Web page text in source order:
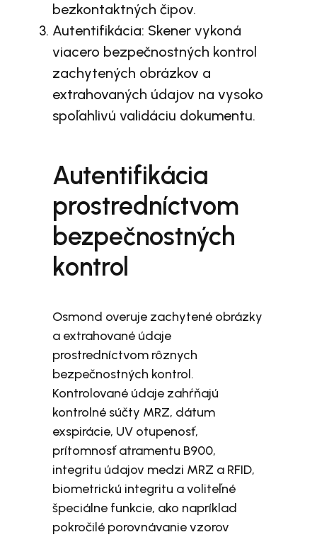
bezkontaktných čipov.
Autentifikácia: Skener vykoná
viacero bezpečnostných kontrol
zachytených obrázkov a
extrahovaných údajov na vysoko
spoľahlivú validáciu dokumentu.
Autentifikácia
prostredníctvom
bezpečnostných
kontrol
Osmond overuje zachytené obrázky
a extrahované údaje
prostredníctvom rôznych
bezpečnostných kontrol.
Kontrolované údaje zahŕňajú
kontrolné súčty MRZ, dátum
exspirácie, UV otupenosť,
prítomnosť atramentu B900,
integritu údajov medzi MRZ a RFID,
biometrickú integritu a voliteľné
špeciálne funkcie, ako napríklad
pokročilé porovnávanie vzorov